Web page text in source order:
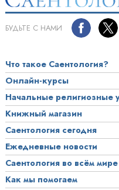
БУДЬТЕ С НАМИ
Что такое Саентология?
Онлайн-курсы
Начальные религиозные
Книжный магазин
Саентология сегодня
Ежедневные новости
Саентология во всём мире
Как мы помогаем